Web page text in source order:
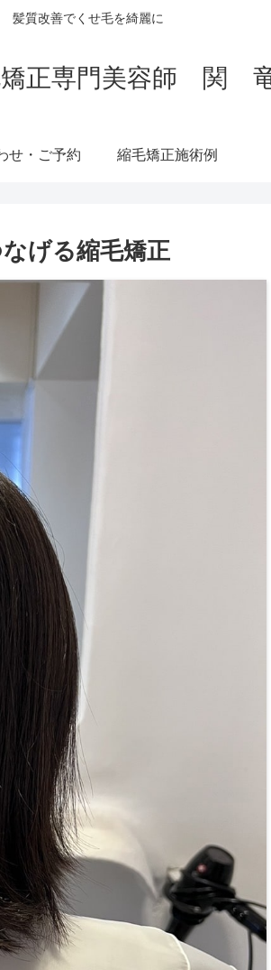
髪質改善でくせ毛を綺麗に
矯正専門美容師 関
せ・ご予約 縮毛矯正施術例
げる縮毛矯正